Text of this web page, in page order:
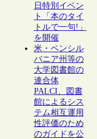
日特別イベン
ト「本のタイ
トルで一句!」
を開催
米・ペンシル
バニア州等の
大学図書館の
連合体
PALCI、図書
館によるシス
テム相互運用
性評価のため
のガイドを公